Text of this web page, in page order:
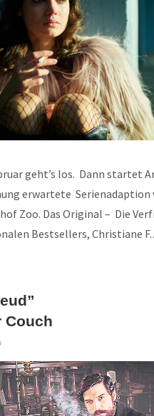
geht’s los. Dann startet
erwartete Serienadaption
Zoo. Das Original – Die
Bestsellers, Christiane
Couch